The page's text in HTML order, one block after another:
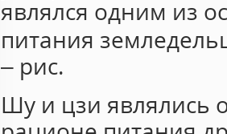
являлся одним из
питания
– рис.
Шу и цзи являлись